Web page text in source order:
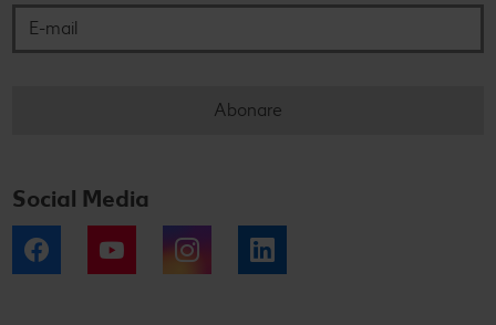
Abonare
Social Media
Facebook YouTube Instagram